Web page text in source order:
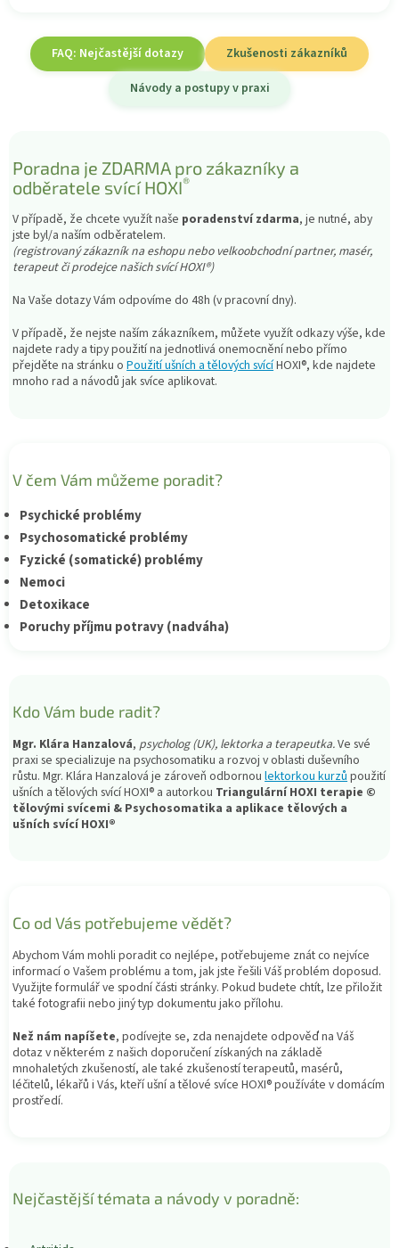
FAQ: Nejčastější dotazy
Zkušenosti zákazníků
Návody a postupy v praxi
Poradna je ZDARMA pro zákazníky a
odběratele svící HOXI®
V případě, že chcete využít naše poradenství zdarma, je nutné, aby
jste byl/a naším odběratelem.
(registrovaný zákazník na eshopu nebo velkoobchodní partner, masér,
terapeut či prodejce našich svící HOXI®)
Na Vaše dotazy Vám odpovíme do 48h (v pracovní dny).
V případě, že nejste naším zákazníkem, můžete využít odkazy výše, kde
najdete rady a tipy použití na jednotlivá onemocnění nebo přímo
přejděte na stránku oPoužití ušních a tělových svícíHOXI®, kde najdete
mnoho rad a návodů jak svíce aplikovat.
V čem Vám můžeme poradit?
Psychické problémy
Psychosomatické problémy
Fyzické (somatické) problémy
Nemoci
Detoxikace
Poruchy příjmu potravy (nadváha)
Kdo Vám bude radit?
Mgr. Klára Hanzalová, psycholog (UK), lektorka a terapeutka.Ve své
praxi se specializuje na psychosomatiku a rozvoj v oblasti duševního
růstu. Mgr. Klára Hanzalová je zároveň odbornoulektorkou kurzů použití
ušních a tělových svící HOXI® a autorkou Triangulární HOXI terapie ©
tělovými svícemi & Psychosomatika a aplikace tělových a
ušních svícíHOXI®
Co od Vás potřebujeme vědět?
Abychom Vám mohli poradit co nejlépe, potřebujeme znát co nejvíce
informací o Vašem problému a tom, jak jste řešili Váš problém doposud.
Využijte formulář ve spodní části stránky. Pokud budete chtít, lze přiložit
také fotografii nebo jiný typ dokumentu jako přílohu.
Než nám napíšete, podívejte se, zda nenajdete odpověď na Váš
dotaz v některém z našich doporučení získaných na základě
mnohaletých zkušeností, ale také zkušeností terapeutů, masérů,
léčitelů, lékařů i Vás, kteří ušní a tělové svíce HOXI® používáte v domácím
prostředí.
Nejčastější témata a návody v poradně: